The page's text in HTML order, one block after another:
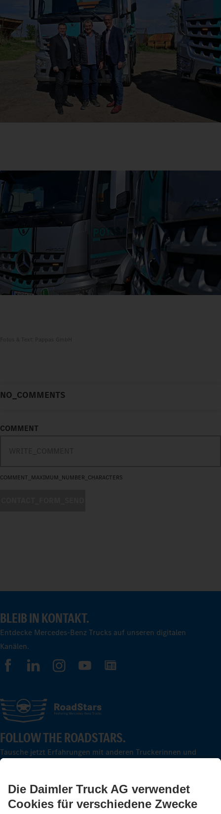
NO_COMMENTS
COMMENT
COMMENT_MAXIMUM_NUMBER_CHARACTERS
BLEIB IN KONTAKT.
Entdecke Mercedes-Benz Trucks auf unseren digitalen
Kanälen.
FOLLOW THE ROADSTARS.
Tausche jetzt Erfahrungen mit anderen Truckerinnen und
Steig ein